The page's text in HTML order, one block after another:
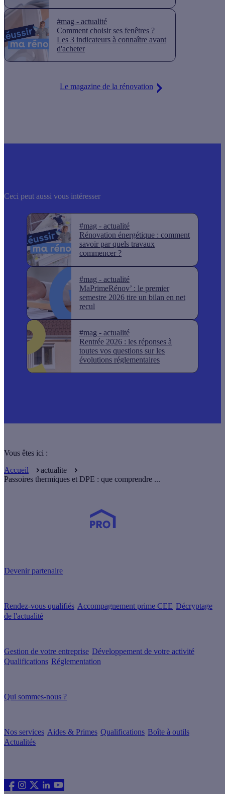
#mag - actualité
Comment choisir ses fenêtres ?
Les 3 indicateurs à connaître avant
d'acheter
Le magazine de la rénovation
Ceci peut aussi vous intéresser
#mag - actualité
Rénovation énergétique : comment
savoir par quels travaux
commencer ?
#mag - actualité
MaPrimeRénov’ : le premier
semestre 2026 tire un bilan en net
recul
#mag - actualité
Rentrée 2026 : les réponses à
toutes vos questions sur les
évolutions réglementaires
Vous êtes ici :
Accueil
actualite
Passoires thermiques et DPE : que comprendre ...
Devenir partenaire
Rendez-vous qualifiés Accompagnement prime CEE Décryptage
de l'actualité
Gestion de votre entreprise Développement de votre activité
Qualifications Réglementation
Qui sommes-nous ?
Nos services Aides & Primes Qualifications Boîte à outils
Actualités